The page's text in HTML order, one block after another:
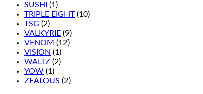
SUSHI
(1)
TRIPLE EIGHT (10)
TSG (2)
VALKYRIE (9)
VENOM (12)
VISION (1)
WALTZ (2)
YOW (1)
ZEALOUS (2)